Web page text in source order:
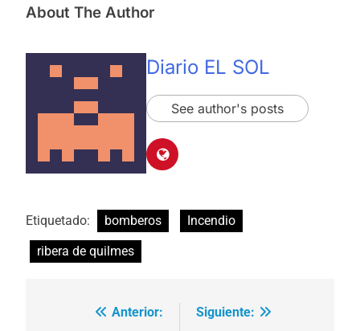
About The Author
Diario EL SOL
See author's posts
Etiquetado: bomberos
Incendio
ribera de quilmes
Navegación
Anterior:
Siguiente: